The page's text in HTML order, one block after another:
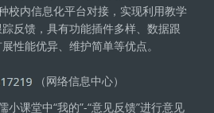
校内信息化平台对接，实现利用教学
反馈，具有功能插件多样、数据跟
性能优异、维护简单等优点。
（网络信息中心）
课堂中“我的”-“意见反馈”进行意见